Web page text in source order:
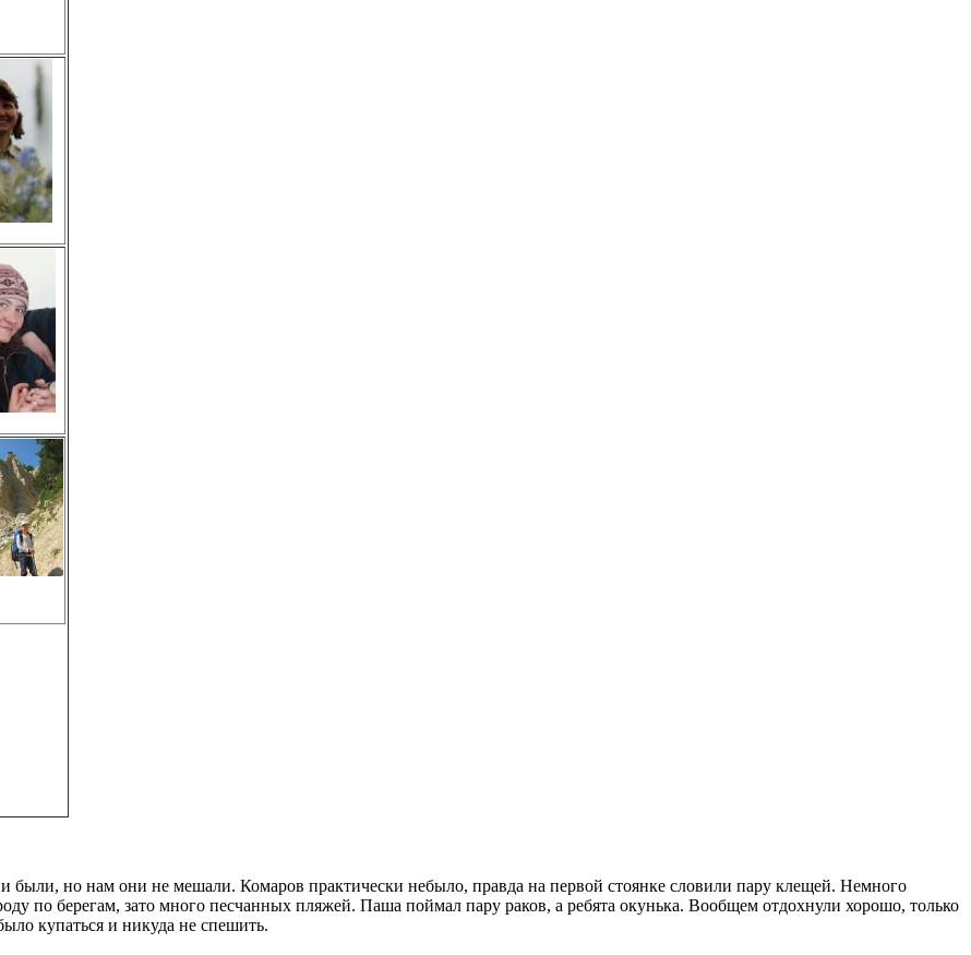
были, но нам они не мешали. Комаров практически небыло, правда на первой стоянке словили пару клещей. Немного
по берегам, зато много песчанных пляжей. Паша поймал пару раков, а ребята окунька. Вообщем отдохнули хорошо, только
купаться и никуда не спешить.